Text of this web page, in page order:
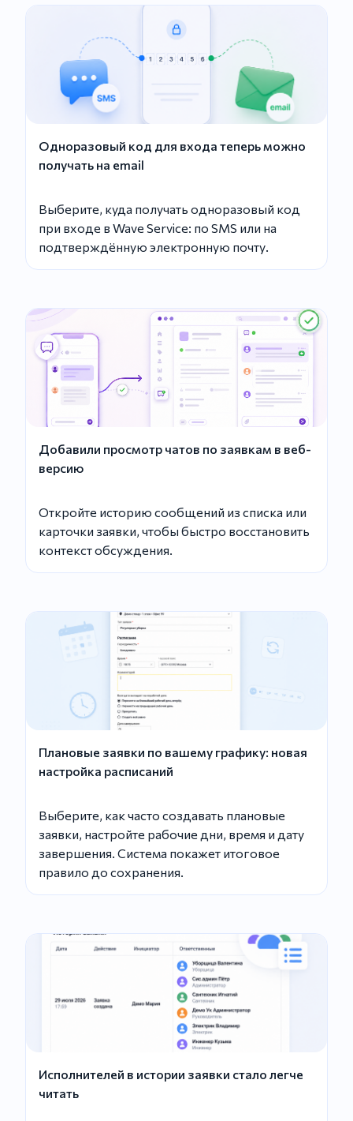
Одноразовый код для входа теперь можно
получать на email
Выберите, куда получать одноразовый код
при входе в Wave Service: по SMS или на
подтверждённую электронную почту.
Добавили просмотр чатов по заявкам в веб-
версию
Откройте историю сообщений из списка или
карточки заявки, чтобы быстро восстановить
контекст обсуждения.
Плановые заявки по вашему графику: новая
настройка расписаний
Выберите, как часто создавать плановые
заявки, настройте рабочие дни, время и дату
завершения. Система покажет итоговое
правило до сохранения.
Исполнителей в истории заявки стало легче
читать